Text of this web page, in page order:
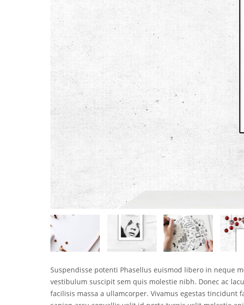
Suspendisse potenti Phasellus euismod libero in neque
vestibulum suscipit sem quis molestie nibh. Donec ac
facilisis massa a ullamcorper. Vivamus egestas